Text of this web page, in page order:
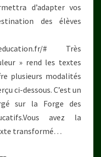
d’adapter vos
des élèves
# Très
» rend les textes
plusieurs modalités
ci-dessous. C’est un
sur la Forge des
avez la
transformé…